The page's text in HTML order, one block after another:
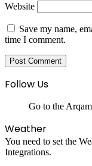
Website
Save my name,
time I comment.
Follow Us
Go to the
Weather
You need to set the
Integrations.